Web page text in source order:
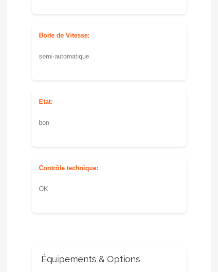
Boite de Vitesse:
semi-automatique
Etat:
bon
Contrôle technique:
OK
Équipements & Options